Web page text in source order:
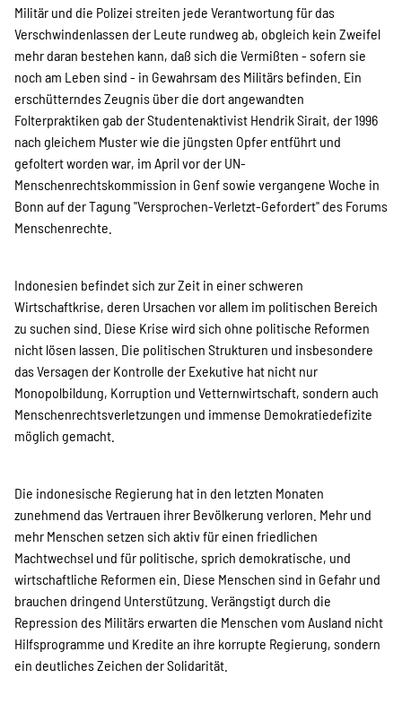
Werde Mitglied
Newsletter abonnieren
SPENDEN
Transparenz
Kontakt
Indonesian
Suche
Militär und die Polizei streiten jede Verantwortung für das
Verschwindenlassen der Leute rundweg ab, obgleich kein Zweifel
mehr daran bestehen kann, daß sich die Vermißten - sofern sie
noch am Leben sind - in Gewahrsam des Militärs befinden. Ein
erschütterndes Zeugnis über die dort angewandten
Folterpraktiken gab der Studentenaktivist Hendrik Sirait, der 1996
nach gleichem Muster wie die jüngsten Opfer entführt und
gefoltert worden war, im April vor der UN-
Menschenrechtskommission in Genf sowie vergangene Woche in
Bonn auf der Tagung "Versprochen-Verletzt-Gefordert" des Forums
Menschenrechte.
Indonesien befindet sich zur Zeit in einer schweren
Wirtschaftkrise, deren Ursachen vor allem im politischen Bereich
zu suchen sind. Diese Krise wird sich ohne politische Reformen
nicht lösen lassen. Die politischen Strukturen und insbesondere
das Versagen der Kontrolle der Exekutive hat nicht nur
Monopolbildung, Korruption und Vetternwirtschaft, sondern auch
Menschenrechtsverletzungen und immense Demokratiedefizite
möglich gemacht.
Die indonesische Regierung hat in den letzten Monaten
zunehmend das Vertrauen ihrer Bevölkerung verloren. Mehr und
mehr Menschen setzen sich aktiv für einen friedlichen
Machtwechsel und für politische, sprich demokratische, und
wirtschaftliche Reformen ein. Diese Menschen sind in Gefahr und
brauchen dringend Unterstützung. Verängstigt durch die
Repression des Militärs erwarten die Menschen vom Ausland nicht
Hilfsprogramme und Kredite an ihre korrupte Regierung, sondern
ein deutliches Zeichen der Solidarität.